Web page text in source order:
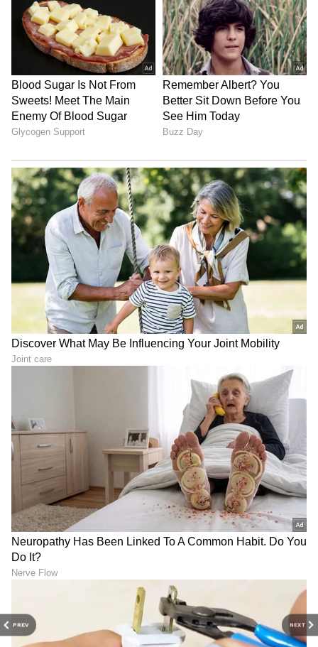
PREV NEXT
6
Image Credit : BCCI Twitter
‘ಕೂಲಿಂಗ್ ಆಫ್ ಪಿರಿಯಡ್’ ಅಸ್ತ್ರ; 5 ವರ್ಷಗಳ
ಆಟಗಾರರು ಕಂಡುಕೊಂಡಿರುವ ಈ ಶಾರ್ಟ್‌ಕಟ್ ದಾರಿಗೆ
ಬ್ರೇಕ್ ಹಾಕಲು ಬಿಸಿಸಿಐ ಈಗ ‘ಕೂಲಿಂಗ್ ಆಫ್ ಪಿರಿಯಡ್’
(Cooling-off Period) ನಿಯಮವನ್ನು ಜಾರಿಗೆ ತರಲು
ಗಂಭೀರ ಆಲೋಚನೆ ನಡೆಸಿದೆ. ವರದಿಗಳ ಪ್ರಕಾರ, ಯಾವುದೇ
ಒಬ್ಬ ಭಾರತೀಯ ಆಟಗಾರ ನಿವೃತ್ತಿ ಘೋಷಿಸಿದ ತಕ್ಷಣ
ನೇರವಾಗಿ ವಿದೇಶಿ ಲೀಗ್‌ಗಳಲ್ಲಿ ಆಡಲು ತೆರಳಿದರೆ, ಆತ
ಮುಂದಿನ ಕನಿಷ್ಠ 5 ವರ್ಷಗಳ ಕಾಲ ಭಾರತೀಯ ಕ್ರಿಕೆಟ್
ಸಿಸ್ಟಮ್‌ಗೆ (ಕೋಚಿಂಗ್, ಮೆಂಟರ್‌ಶಿಪ್ ಅಥವಾ ಇತರ
ಹುದ್ದೆಗಳು) ಮರಳದಂತೆ ನಿಷೇಧ ಹೇರಲಾಗುವುದು. ಅಂದರೆ
ಐದು ವರ್ಷಗಳ ಕಾಲ ಆತನಿಗೆ ಭಾರತೀಯ ಕ್ರಿಕೆಟ್‌ನಲ್ಲಿ
ಯಾವುದೇ ಸ್ಥಾನ ಸಿಗುವುದಿಲ್ಲ. ಇದು ವಿದೇಶಿ ಲೀಗ್ ಆಡುವ
ಆಟಗಾರರಿಗೆ ದೊಡ್ಡ ಆತಂಕ ತರಲಿದೆ.
6
ಐಪಿಎಲ್ ಪ್ರತಿಷ್ಠೆ ರಕ್ಷಣೆ ಮತ್ತು ಆಟಗಾರರ ದ್ವಂದ್ವ ಸ್ಥಿತಿ
ಬಿಸಿಸಿಐ ಮಂಡಳಿಯ ಪ್ರಕಾರ, ದೇಶದ ಹಿರಿಯ ಹಾಗೂ